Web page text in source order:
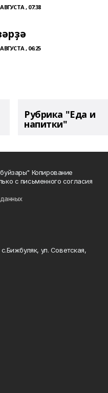
, 07:38
, 06:25
Рубрика "Еда и
напитки"
Копирование
с письменного согласия
ул. Советская,